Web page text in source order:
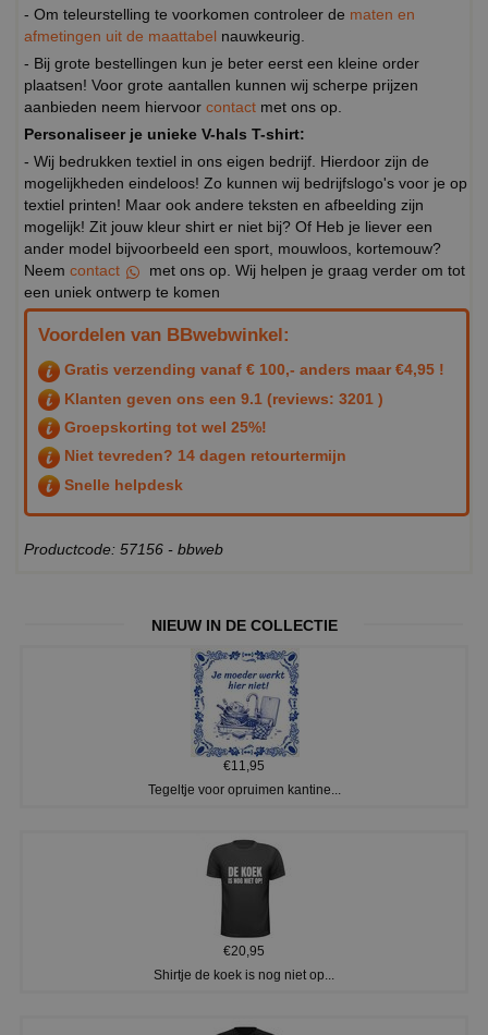
- Om teleurstelling te voorkomen controleer de maten en
afmetingen uit de maattabel nauwkeurig.
- Bij grote bestellingen kun je beter eerst een kleine order
plaatsen! Voor grote aantallen kunnen wij scherpe prijzen
aanbieden neem hiervoor contact met ons op.
Personaliseer je unieke V-hals T-shirt:
- Wij bedrukken textiel in ons eigen bedrijf. Hierdoor zijn de
mogelijkheden eindeloos! Zo kunnen wij bedrijfslogo's voor je op
textiel printen! Maar ook andere teksten en afbeelding zijn
mogelijk! Zit jouw kleur shirt er niet bij? Of Heb je liever een
ander model bijvoorbeeld een sport, mouwloos, kortemouw?
Neem contact
met ons op. Wij helpen je graag verder om tot
een uniek ontwerp te komen
Voordelen van BBwebwinkel:
Gratis verzending vanaf € 100,- anders maar €4,95 !
Klanten geven ons een 9.1 (reviews: 3201 )
Groepskorting tot wel 25%!
Niet tevreden? 14 dagen retourtermijn
Snelle helpdesk
Productcode: 57156 - bbweb
NIEUW IN DE COLLECTIE
€11,95
Tegeltje voor opruimen kantine...
€20,95
Shirtje de koek is nog niet op...